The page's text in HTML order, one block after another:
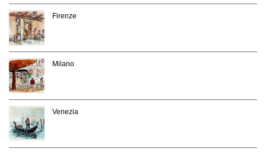
Firenze
Milano
Venezia